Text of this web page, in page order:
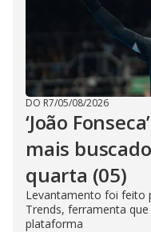
DO R7/05/08/2026
‘João
mais
quarta (05)
Levantamento foi feito
Trends, ferramenta
plataforma